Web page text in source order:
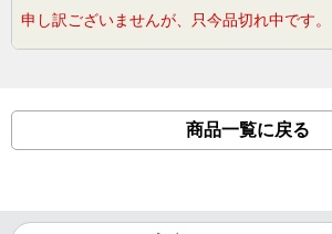
申し訳ございませんが、只今品切れ中です。
商品一覧に戻る